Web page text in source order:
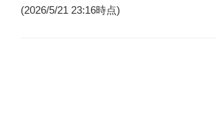
(2026/5/21 23:16時点)